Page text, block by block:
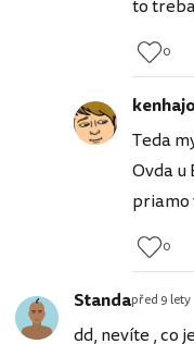
to
0
Teda
Ovda u
priamo
0
Standapřed 9 lety
dd, nevíte , co